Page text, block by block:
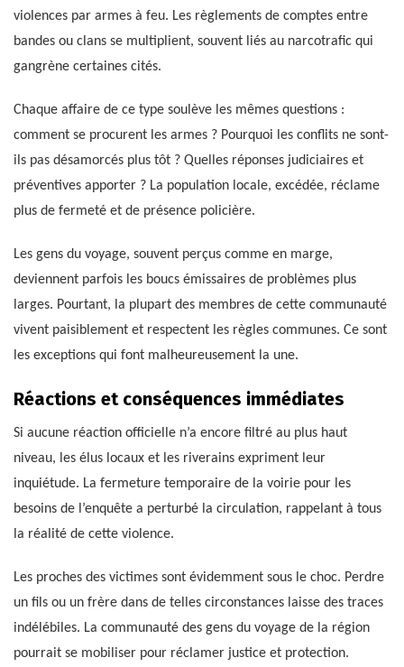
violences par armes à feu. Les règlements de comptes entre
bandes ou clans se multiplient, souvent liés au narcotrafic qui
gangrène certaines cités.
Chaque affaire de ce type soulève les mêmes questions :
comment se procurent les armes ? Pourquoi les conflits ne sont-
ils pas désamorcés plus tôt ? Quelles réponses judiciaires et
préventives apporter ? La population locale, excédée, réclame
plus de fermeté et de présence policière.
Les gens du voyage, souvent perçus comme en marge,
deviennent parfois les boucs émissaires de problèmes plus
larges. Pourtant, la plupart des membres de cette communauté
vivent paisiblement et respectent les règles communes. Ce sont
les exceptions qui font malheureusement la une.
Réactions et conséquences immédiates
Si aucune réaction officielle n’a encore filtré au plus haut
niveau, les élus locaux et les riverains expriment leur
inquiétude. La fermeture temporaire de la voirie pour les
besoins de l’enquête a perturbé la circulation, rappelant à tous
la réalité de cette violence.
Les proches des victimes sont évidemment sous le choc. Perdre
un fils ou un frère dans de telles circonstances laisse des traces
indélébiles. La communauté des gens du voyage de la région
pourrait se mobiliser pour réclamer justice et protection.